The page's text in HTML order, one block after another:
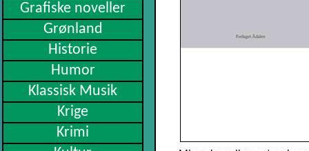
Grafiske noveller
Grønland
Historie
Humor
Klassisk Musik
Krige
Krimi